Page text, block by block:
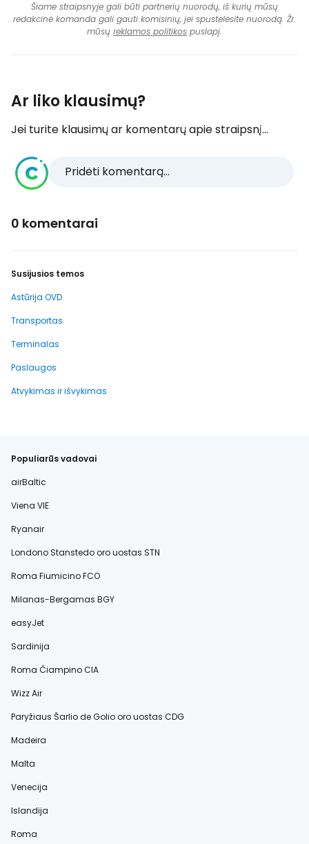
Šiame straipsnyje gali būti partnerių nuorodų, iš kurių mūsų
redakcinė komanda gali gauti komisinių, jei spustelėsite nuorodą. Žr.
mūsų reklamos politikos puslapį.
Ar liko klausimų?
Jei turite klausimų ar komentarų apie straipsnį...
Pridėti komentarą...
0 komentarai
Susijusios temos
Astūrija OVD
Transportas
Terminalas
Paslaugos
Atvykimas ir išvykimas
Populiarūs vadovai
airBaltic
Viena VIE
Ryanair
Londono Stanstedo oro uostas STN
Roma Fiumicino FCO
Milanas-Bergamas BGY
easyJet
Sardinija
Roma Čiampino CIA
Wizz Air
Paryžiaus Šarlio de Golio oro uostas CDG
Madeira
Malta
Venecija
Islandija
Roma